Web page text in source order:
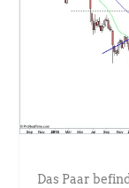
Das Paar